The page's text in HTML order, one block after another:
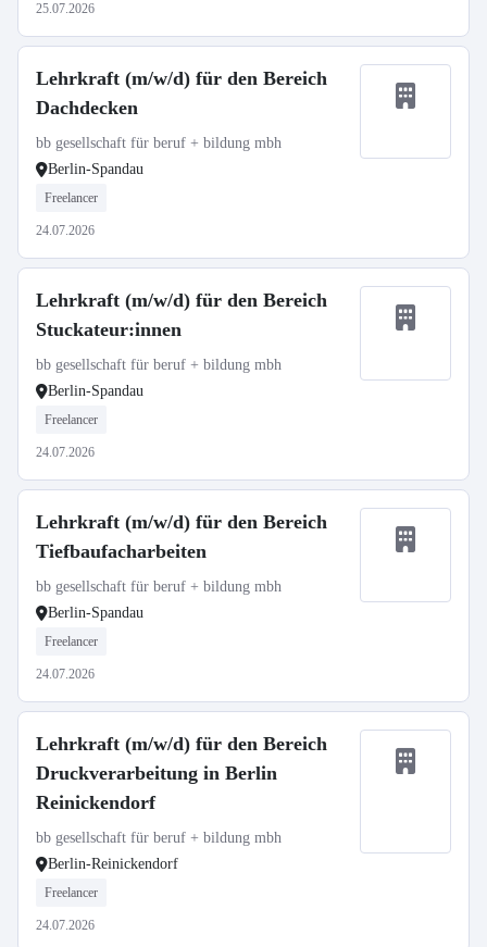
25.07.2026
Lehrkraft (m/w/d) für den Bereich
Dachdecken
bb gesellschaft für beruf + bildung mbh
Berlin-Spandau
Freelancer
24.07.2026
Lehrkraft (m/w/d) für den Bereich
Stuckateur:innen
bb gesellschaft für beruf + bildung mbh
Berlin-Spandau
Freelancer
24.07.2026
Lehrkraft (m/w/d) für den Bereich
Tiefbaufacharbeiten
bb gesellschaft für beruf + bildung mbh
Berlin-Spandau
Freelancer
24.07.2026
Lehrkraft (m/w/d) für den Bereich
Druckverarbeitung in Berlin
Reinickendorf
bb gesellschaft für beruf + bildung mbh
Berlin-Reinickendorf
Freelancer
24.07.2026